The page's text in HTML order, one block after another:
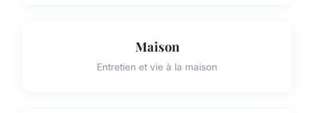
Maison
Entretien et vie à la maison